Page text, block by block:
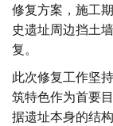
修复方案，施工
史遗址周边挡土
复。
此次修复工作坚
筑特色作为首要
据遗址本身的结